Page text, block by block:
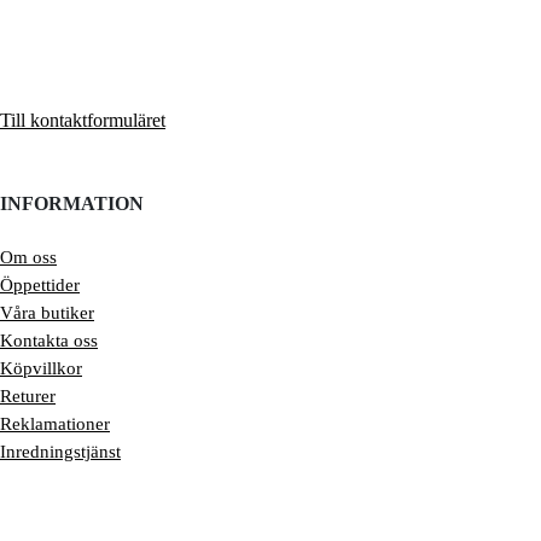
Till kontaktformuläret
INFORMATION
Om oss
Öppettider
Våra butiker
Kontakta oss
Köpvillkor
Returer
Reklamationer
Inredningstjänst